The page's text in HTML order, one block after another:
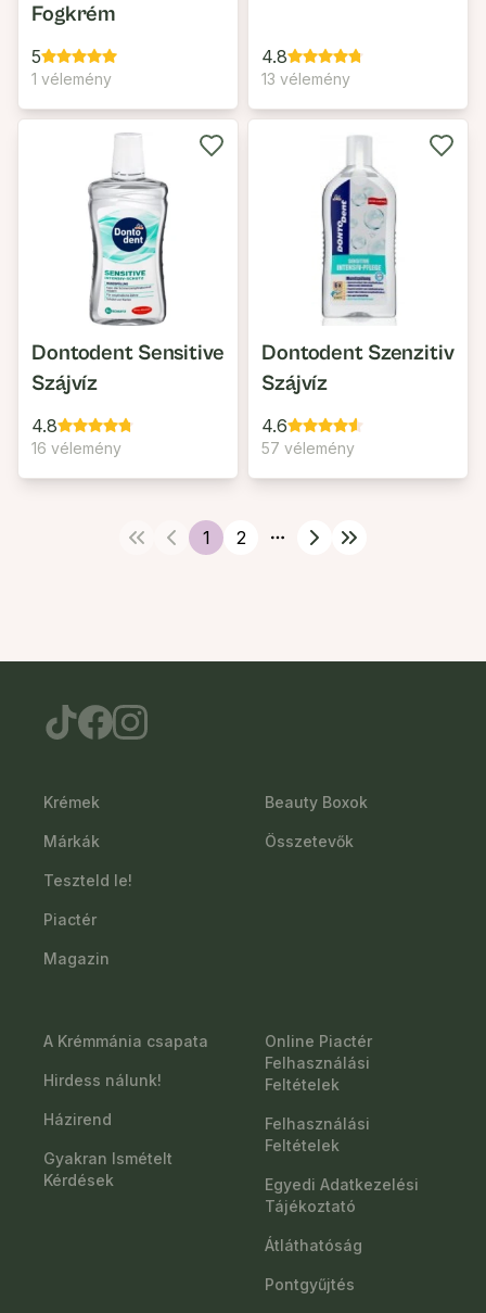
Fogkrém
5
1 vélemény
4.8
13 vélemény
Dontodent Sensitive
Szájvíz
4.8
16 vélemény
Dontodent Szenzitiv
Szájvíz
4.6
57 vélemény
1 2
More pages
Krémek
Márkák
Teszteld le!
Piactér
Magazin
Beauty Boxok
Összetevők
A Krémmánia csapata
Hirdess nálunk!
Házirend
Gyakran Ismételt
Kérdések
Online Piactér
Felhasználási
Feltételek
Felhasználási
Feltételek
Egyedi Adatkezelési
Tájékoztató
Átláthatóság
Pontgyűjtés